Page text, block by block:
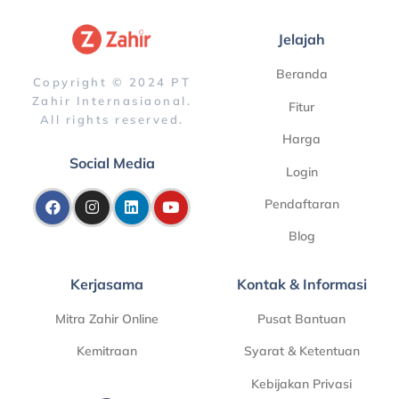
Copyright © 2024 PT
Zahir Internasiaonal.
All rights reserved.
Social Media
Jelajah
Beranda
Fitur
Harga
Login
Pendaftaran
Blog
Kerjasama
Mitra Zahir Online
Kemitraan
Kontak & Informasi
Pusat Bantuan
Syarat & Ketentuan
Kebijakan Privasi